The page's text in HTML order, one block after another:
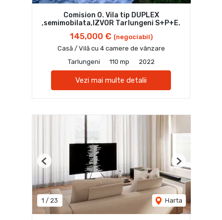
Comision 0. Vila tip DUPLEX
,semimobilata,IZVOR Tarlungeni S+P+E.
145,000 € (negociabil)
Casă / Vilă cu 4 camere de vânzare
Tarlungeni
110 mp 2022
Vezi mai multe detalii
1 / 23 Harta
Previous Next